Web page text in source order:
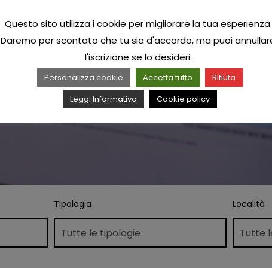
Tipologia Località
Questo sito utilizza i cookie per migliorare la tua esperienza.
Daremo per scontato che tu sia d'accordo, ma puoi
l'iscrizione se lo desideri.
Personalizza cookie Accetta tutto
Rifiuta
Leggi Informativa
Cookie policy